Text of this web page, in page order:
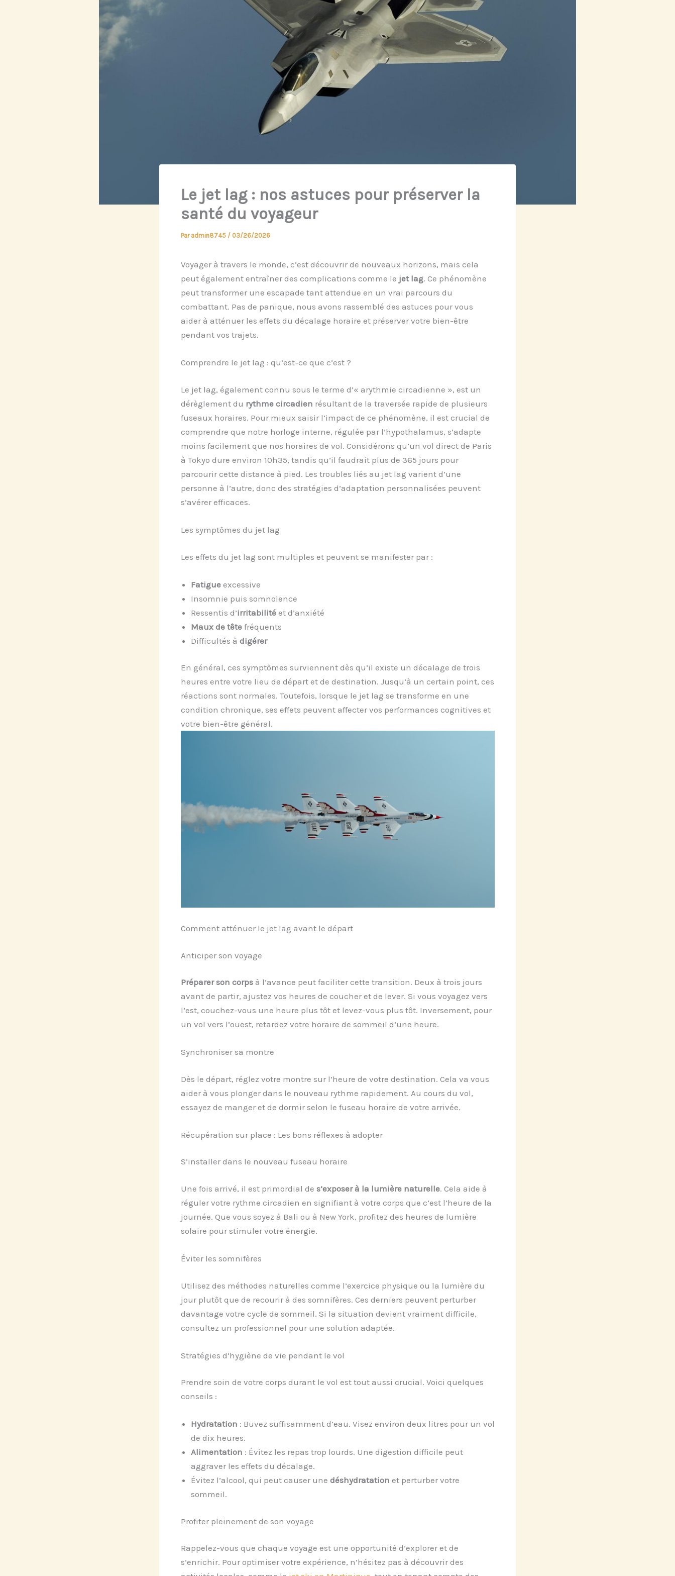
Le jet lag : nos astuces pour préserver la
santé du voyageur
Par admin8745 / 03/26/2026
Voyager à travers le monde, c’est découvrir de nouveaux horizons, mais cela
peut également entraîner des complications comme le jet lag. Ce phénomène
peut transformer une escapade tant attendue en un vrai parcours du
combattant. Pas de panique, nous avons rassemblé des astuces pour vous
aider à atténuer les effets du décalage horaire et préserver votre bien-être
pendant vos trajets.
Comprendre le jet lag : qu’est-ce que c’est ?
Le jet lag, également connu sous le terme d’« arythmie circadienne », est un
dérèglement du rythme circadien résultant de la traversée rapide de plusieurs
fuseaux horaires. Pour mieux saisir l’impact de ce phénomène, il est crucial de
comprendre que notre horloge interne, régulée par l’hypothalamus, s’adapte
moins facilement que nos horaires de vol. Considérons qu’un vol direct de Paris
à Tokyo dure environ 10h35, tandis qu’il faudrait plus de 365 jours pour
parcourir cette distance à pied. Les troubles liés au jet lag varient d’une
personne à l’autre, donc des stratégies d’adaptation personnalisées peuvent
s’avérer efficaces.
Les symptômes du jet lag
Les effets du jet lag sont multiples et peuvent se manifester par :
Fatigueexcessive
Insomnie puis somnolence
Ressentis d’irritabilitéet d’anxiété
Maux de têtefréquents
Difficultés à digérer
En général, ces symptômes surviennent dès qu’il existe un décalage de trois
heures entre votre lieu de départ et de destination. Jusqu’à un certain point, ces
réactions sont normales. Toutefois, lorsque le jet lag se transforme en une
condition chronique, ses effets peuvent affecter vos performances cognitives et
votre bien-être général.
Comment atténuer le jet lag avant le départ
Anticiper son voyage
Préparer son corpsà l’avance peut faciliter cette transition. Deux à trois jours
avant de partir, ajustez vos heures de coucher et de lever. Si vous voyagez vers
l’est, couchez-vous une heure plus tôt et levez-vous plus tôt. Inversement, pour
un vol vers l’ouest, retardez votre horaire de sommeil d’une heure.
Synchroniser sa montre
Dès le départ, réglez votre montre sur l’heure de votre destination. Cela va vous
aider à vous plonger dans le nouveau rythme rapidement. Au cours du vol,
essayez de manger et de dormir selon le fuseau horaire de votre arrivée.
Récupération sur place : Les bons réflexes à adopter
S’installer dans le nouveau fuseau horaire
Une fois arrivé, il est primordial de s’exposer à la lumière naturelle. Cela aide à
réguler votre rythme circadien en signifiant à votre corps que c’est l’heure de la
journée. Que vous soyez à Bali ou à New York, profitez des heures de lumière
solaire pour stimuler votre énergie.
Éviter les somnifères
Utilisez des méthodes naturelles comme l’exercice physique ou la lumière du
jour plutôt que de recourir à des somnifères. Ces derniers peuvent perturber
davantage votre cycle de sommeil. Si la situation devient vraiment difficile,
consultez un professionnel pour une solution adaptée.
Stratégies d’hygiène de vie pendant le vol
Prendre soin de votre corps durant le vol est tout aussi crucial. Voici quelques
conseils :
Hydratation : Buvez suffisamment d’eau. Visez environ deux litres pour un vol
de dix heures.
Alimentation : Évitez les repas trop lourds. Une digestion difficile peut
aggraver les effets du décalage.
Évitez l’alcool, qui peut causer une déshydratation et perturber votre
sommeil.
Profiter pleinement de son voyage
Rappelez-vous que chaque voyage est une opportunité d’explorer et de
s’enrichir. Pour optimiser votre expérience, n’hésitez pas à découvrir des